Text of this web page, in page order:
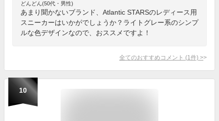
どんどん(50代・男性)
あまり聞かないブランド、Atlantic STARSのレディース用
スニーカーはいかがでしょうか？ライトグレー系のシンプ
ルな色デザインなので、おススメですよ！
全てのおすすめコメント (1 件) >
10